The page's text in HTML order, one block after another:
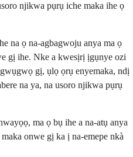
njikwa pụrụ iche maka ihe ọ
na ọ na-agbagwoju anya ma ọ
gị ihe. Nke a kwesịrị ịgụnye ozi
gị, ụlọ ọrụ enyemaka, ndị
na ya, na usoro njikwa pụrụ
ma ọ bụ ihe a na-atụ anya
onwe gị ka ị na-emepe nkà